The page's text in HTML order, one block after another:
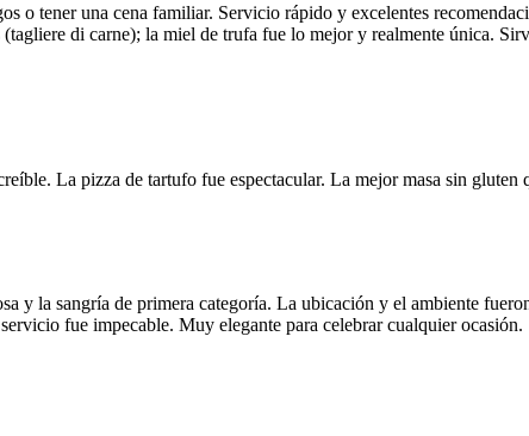
o tener una cena familiar. Servicio rápido y excelentes
di carne); la miel de trufa fue lo mejor y realmente única.
La pizza de tartufo fue espectacular. La mejor masa sin gluten
y la sangría de primera categoría. La ubicación y el ambiente
fue impecable. Muy elegante para celebrar cualquier ocasión.